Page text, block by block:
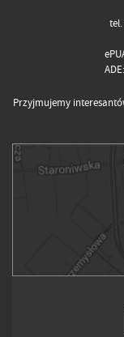
tel.
Przyjmujemy